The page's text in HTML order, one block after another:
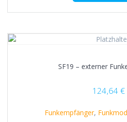
SF19 – externer
124,64 €
Funkempfänger,